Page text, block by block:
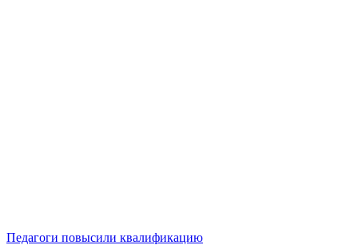
Педагоги повысили квалификацию